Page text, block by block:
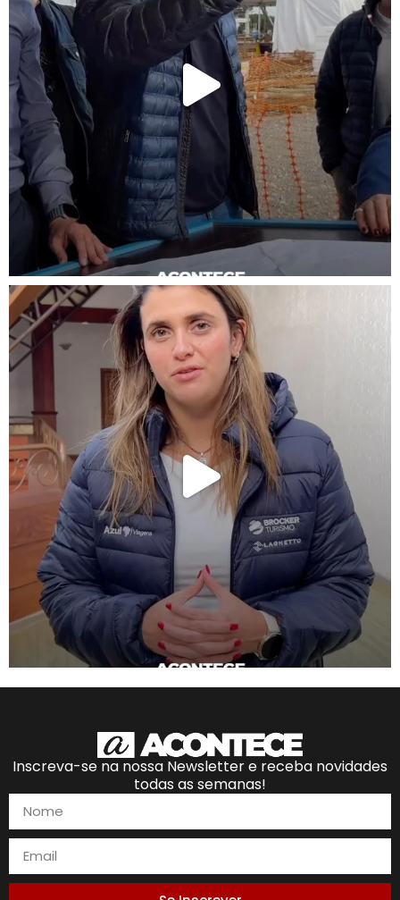
Inscreva-se na nossa Newsletter e receba novidades
todas as semanas!